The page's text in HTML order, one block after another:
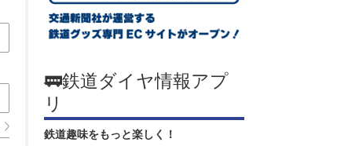
🚃鉄道ダイヤ情報アプ
リ
鉄道趣味をもっと楽しく！